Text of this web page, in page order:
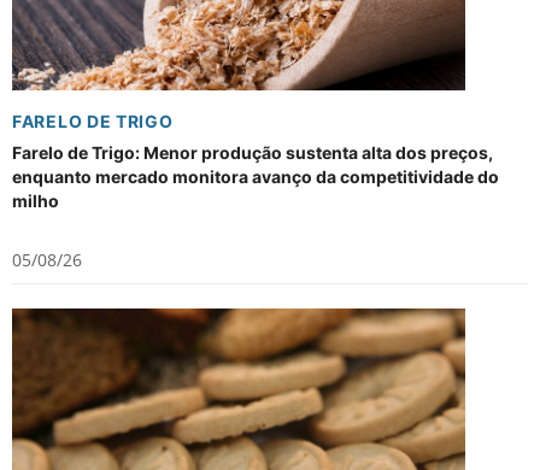
FARELO DE TRIGO
Farelo de Trigo: Menor produção sustenta alta dos preços,
enquanto mercado monitora avanço da competitividade do
milho
05/08/26